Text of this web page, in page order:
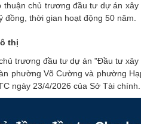
thuận chủ trương đầu tư dự án
thời gian hoạt động 50 năm.
thị
trương đầu tư dự án "Đầu tư
phường Võ Cường và phường
ngày 23/4/2026 của Sở Tài chính.